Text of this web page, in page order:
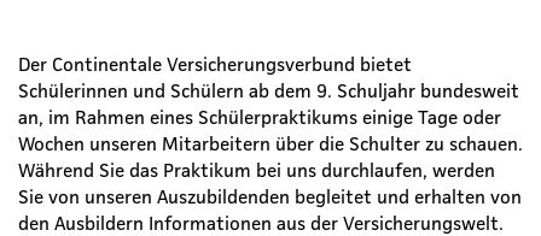
Der Continentale Versicherungsverbund bietet
Schülerinnen und Schülern ab dem 9. Schuljahr bundesweit
an, im Rahmen eines Schülerpraktikums einige Tage oder
Wochen unseren Mitarbeitern über die Schulter zu schauen.
Während Sie das Praktikum bei uns durchlaufen, werden
Sie von unseren Auszubildenden begleitet und erhalten von
den Ausbildern Informationen aus der Versicherungswelt.